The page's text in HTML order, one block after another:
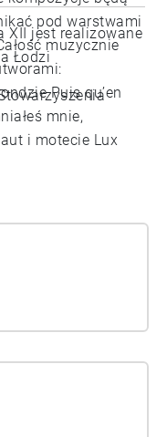
pod warstwami
muzycznie
Puis qu’en
mnie,
i motecie Lux
o
z ryzykownego
dawnej z łódzką
nie bylibyśmy w
XII jest realizowane
Łodzi